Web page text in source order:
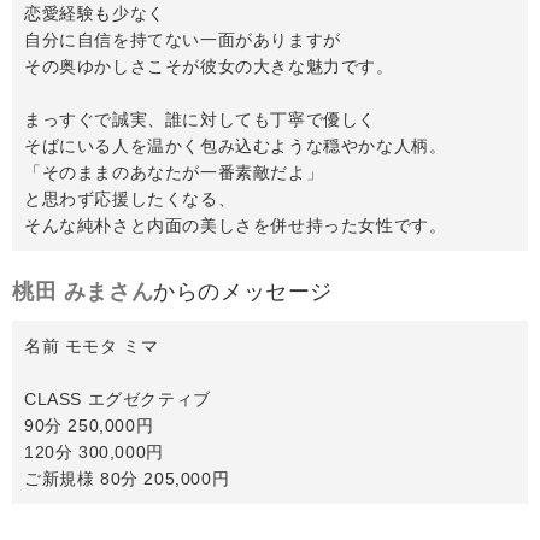
恋愛経験も少なく
自分に自信を持てない一面がありますが
その奥ゆかしさこそが彼女の大きな魅力です。
まっすぐで誠実、誰に対しても丁寧で優しく
そばにいる人を温かく包み込むような穏やかな人柄。
「そのままのあなたが一番素敵だよ」
と思わず応援したくなる、
そんな純朴さと内面の美しさを併せ持った女性です。
桃田 みまさんからのメッセージ
名前 モモタ ミマ
CLASS エグゼクティブ
90分 250,000円
120分 300,000円
ご新規様 80分 205,000円